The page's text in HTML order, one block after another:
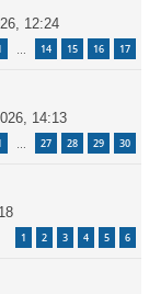
12:24
14 15 16 17
14:13
27 28 29 30
1 2 3 4 5 6